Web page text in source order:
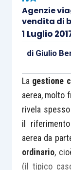
Agenzie
vendita di
1 Luglio
di Giulio
La gestione
aerea, molto
rivela spesso
il
aerea da
ordinario,
(il tipico